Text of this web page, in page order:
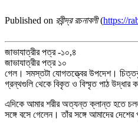
Published on রবীন্দ্র রচনাবলী(https://
জাভাযাত্রীর পত্র -১০,৪
জাভাযাত্রীর পত্র ১০
গেল। সমস্তটা যোগতত্ত্বের উপদেশ।
গ্রন্থগুলি থেকে বিকৃত ও বিস্মৃত পাঠ উদ্ধার
এদিকে আমার শরীর অত্যন্ত ক্লান্ত হতে
সঙ্গে বসে গেলেন। তাঁর সঙ্গে আমাদের